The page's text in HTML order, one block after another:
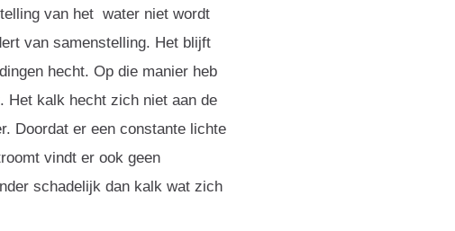
van het water niet wordt
van samenstelling. Het blijft
hecht. Op die manier heb
Het kalk hecht zich niet aan de
Doordat er een constante lichte
vindt er ook geen
schadelijk dan kalk wat zich